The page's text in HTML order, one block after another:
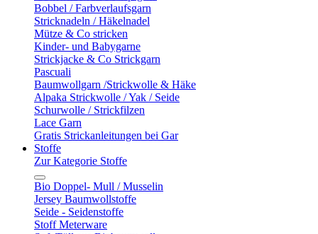
Bobbel / Farbverlaufsgarn
Stricknadeln / Häkelnadel
Mütze & Co stricken
Kinder- und Babygarne
Strickjacke & Co Strickgarn
Pascuali
Baumwollgarn /Strickwolle & Häke
Alpaka Strickwolle / Yak / Seide
Schurwolle / Strickfilzen
Lace Garn
Gratis Strickanleitungen bei Gar
Stoffe
Zur Kategorie Stoffe
Bio Doppel- Mull / Musselin
Jersey Baumwollstoffe
Seide - Seidenstoffe
Stoff Meterware